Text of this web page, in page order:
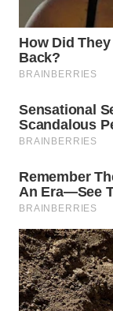
PRIANGAN
TIMUR
SEMARANG
WN
WN
WN
MADURA